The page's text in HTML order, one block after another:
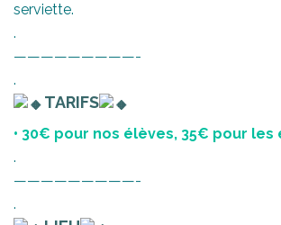
serviette.
.
—————————-
.
TARIFS
• 30€ pour nos élèves, 35€ pour
.
—————————-
.